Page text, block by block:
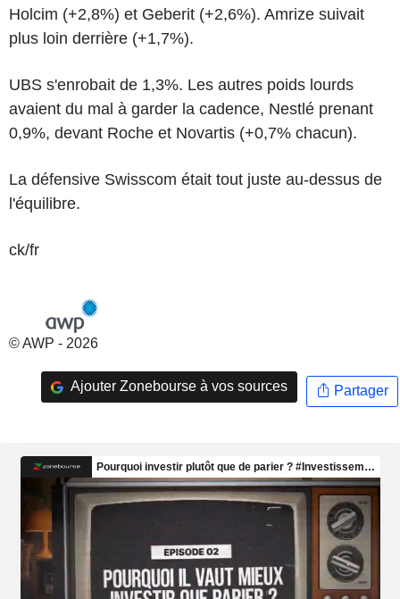
Holcim (+2,8%) et Geberit (+2,6%). Amrize suivait
plus loin derrière (+1,7%).
UBS s'enrobait de 1,3%. Les autres poids lourds
avaient du mal à garder la cadence, Nestlé prenant
0,9%, devant Roche et Novartis (+0,7% chacun).
La défensive Swisscom était tout juste au-dessus de
l'équilibre.
ck/fr
© AWP - 2026
Ajouter Zonebourse à vos sources Partager